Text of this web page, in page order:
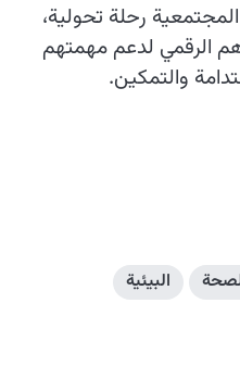
رحلة تحولية،
الرقمي لدعم مهمتهم
والتمكين.
البيئية